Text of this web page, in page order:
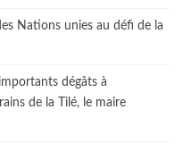
Nations unies au défi de la
dégâts à
de la Tilé, le maire